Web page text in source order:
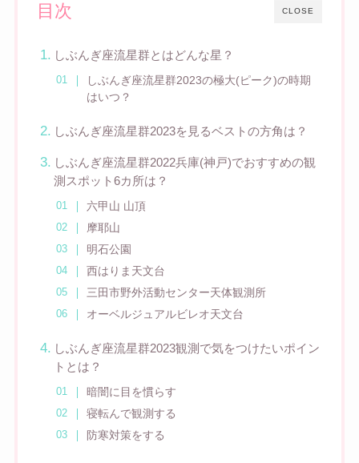
CLOSE
目次
しぶんぎ座流星群とはどんな星？
しぶんぎ座流星群2023の極大(ピーク)の時期
はいつ？
しぶんぎ座流星群2023を見るベストの方角は？
しぶんぎ座流星群2022兵庫(神戸)でおすすめの観
測スポット6カ所は？
六甲山 山頂
摩耶山
明石公園
西はりま天文台
三田市野外活動センター天体観測所
オーベルジュアルビレオ天文台
しぶんぎ座流星群2023観測で気をつけたいポイン
トとは？
暗闇に目を慣らす
寝転んで観測する
防寒対策をする